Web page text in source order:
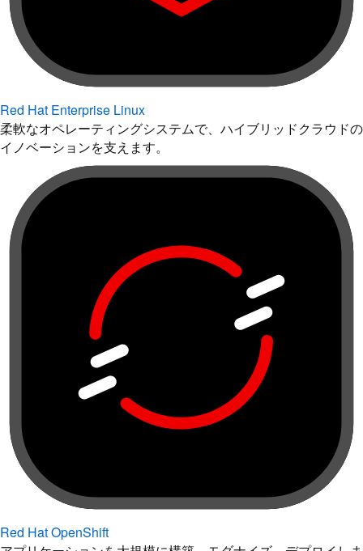
Red Hat Enterprise Linux
柔軟なオペレーティングシステムで、ハイブリッドクラウドの
イノベーションを支えます。
Red Hat OpenShift
アプリケーションを大規模に構築、モダナイズ、デプロイしま
す。